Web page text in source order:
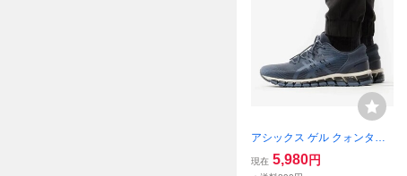
アシックス ゲル クォンタム
360 4 ブルー系 28cm 定価19
800円 ASICS GEL-QUANTU
現在 5,980円